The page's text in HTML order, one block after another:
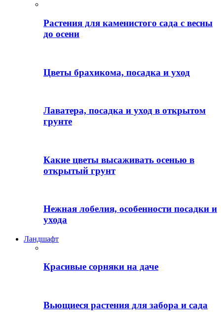
Растения для каменистого сада с весны
до осени
Цветы брахикома, посадка и уход
Лаватера, посадка и уход в открытом
грунте
Какие цветы высаживать осенью в
открытый грунт
Нежная лобелия, особенности посадки и
ухода
Ландшафт
Красивые сорняки на даче
Вьющиеся растения для забора и сада